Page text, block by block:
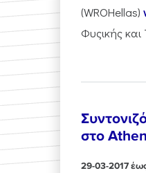
(WROHellas)
Φυςικής
στο
29-03-2017